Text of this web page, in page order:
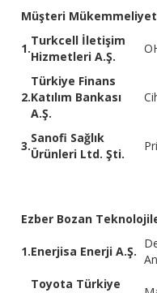
Müşteri
1.
Turkcell İletişim
Hizmetleri A.Ş.
2.
Türkiye Finans
Katılım Bankası
A.Ş.
3.
Sanofi Sağlık
Ürünleri Ltd. Şti.
Ezber Bozan
1.Enerjisa Enerji A.Ş.
Toyota Türkiye